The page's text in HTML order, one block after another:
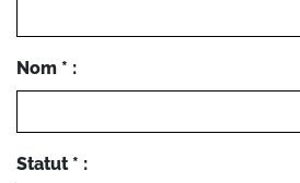
Nom * :
Statut * :